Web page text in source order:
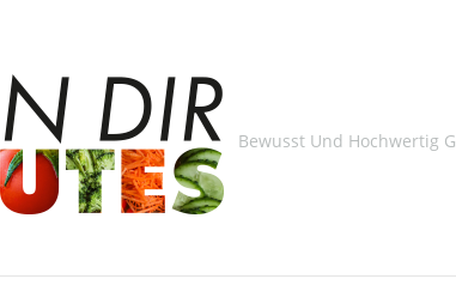
Bewusst Und Hochwertig